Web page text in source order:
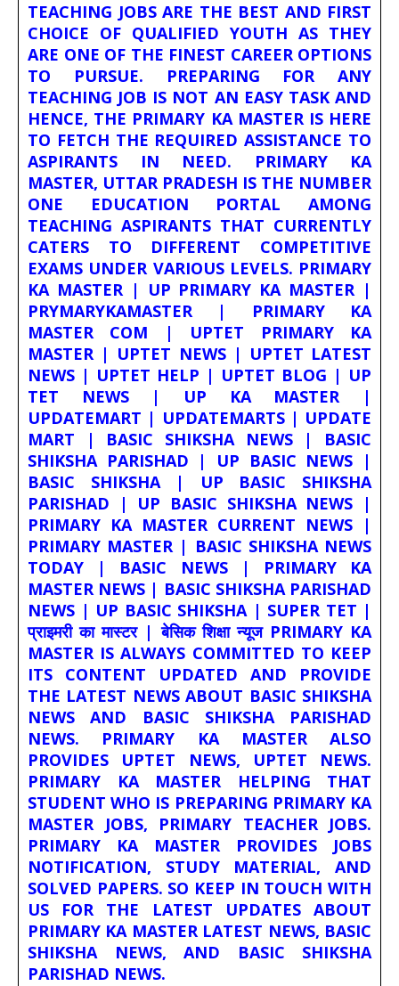
TEACHING JOBS ARE THE BEST AND FIRST
CHOICE OF QUALIFIED YOUTH AS THEY
ARE ONE OF THE FINEST CAREER OPTIONS
TO PURSUE. PREPARING FOR ANY
TEACHING JOB IS NOT AN EASY TASK AND
HENCE, THE PRIMARY KA MASTER IS HERE
TO FETCH THE REQUIRED ASSISTANCE TO
ASPIRANTS IN NEED. PRIMARY KA
MASTER, UTTAR PRADESH IS THE NUMBER
ONE EDUCATION PORTAL AMONG
TEACHING ASPIRANTS THAT CURRENTLY
CATERS TO DIFFERENT COMPETITIVE
EXAMS UNDER VARIOUS LEVELS. PRIMARY
KA MASTER | UP PRIMARY KA MASTER |
PRYMARYKAMASTER | PRIMARY KA
MASTER COM | UPTET PRIMARY KA
MASTER | UPTET NEWS | UPTET LATEST
NEWS | UPTET HELP | UPTET BLOG | UP
TET NEWS | UP KA MASTER |
UPDATEMART | UPDATEMARTS | UPDATE
MART | BASIC SHIKSHA NEWS | BASIC
SHIKSHA PARISHAD | UP BASIC NEWS |
BASIC SHIKSHA | UP BASIC SHIKSHA
PARISHAD | UP BASIC SHIKSHA NEWS |
PRIMARY KA MASTER CURRENT NEWS |
PRIMARY MASTER | BASIC SHIKSHA NEWS
TODAY | BASIC NEWS | PRIMARY KA
MASTER NEWS | BASIC SHIKSHA PARISHAD
NEWS | UP BASIC SHIKSHA | SUPER TET |
प्राइमरी का मास्टर | बेसिक शिक्षा न्यूज PRIMARY KA
MASTER IS ALWAYS COMMITTED TO KEEP
ITS CONTENT UPDATED AND PROVIDE
THE LATEST NEWS ABOUT BASIC SHIKSHA
NEWS AND BASIC SHIKSHA PARISHAD
NEWS. PRIMARY KA MASTER ALSO
PROVIDES UPTET NEWS, UPTET NEWS.
PRIMARY KA MASTER HELPING THAT
STUDENT WHO IS PREPARING PRIMARY KA
MASTER JOBS, PRIMARY TEACHER JOBS.
PRIMARY KA MASTER PROVIDES JOBS
NOTIFICATION, STUDY MATERIAL, AND
SOLVED PAPERS. SO KEEP IN TOUCH WITH
US FOR THE LATEST UPDATES ABOUT
PRIMARY KA MASTER LATEST NEWS, BASIC
SHIKSHA NEWS, AND BASIC SHIKSHA
PARISHAD NEWS.